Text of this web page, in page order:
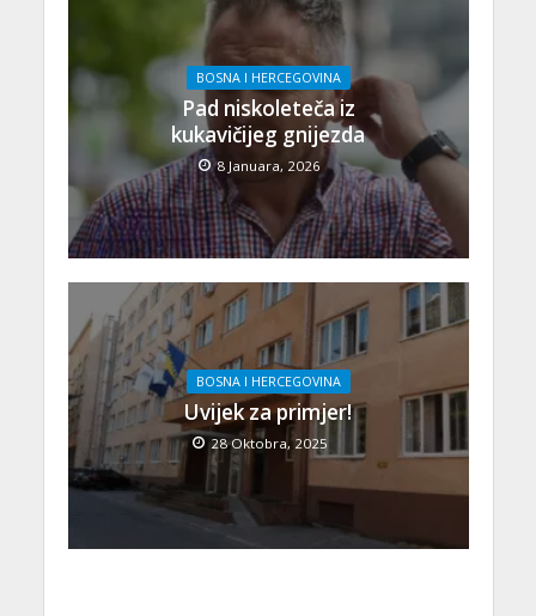
BOSNA I HERCEGOVINA
Pad niskoleteča iz
kukavičijeg gnijezda
8 Januara, 2026
BOSNA I HERCEGOVINA
Uvijek za primjer!
28 Oktobra, 2025